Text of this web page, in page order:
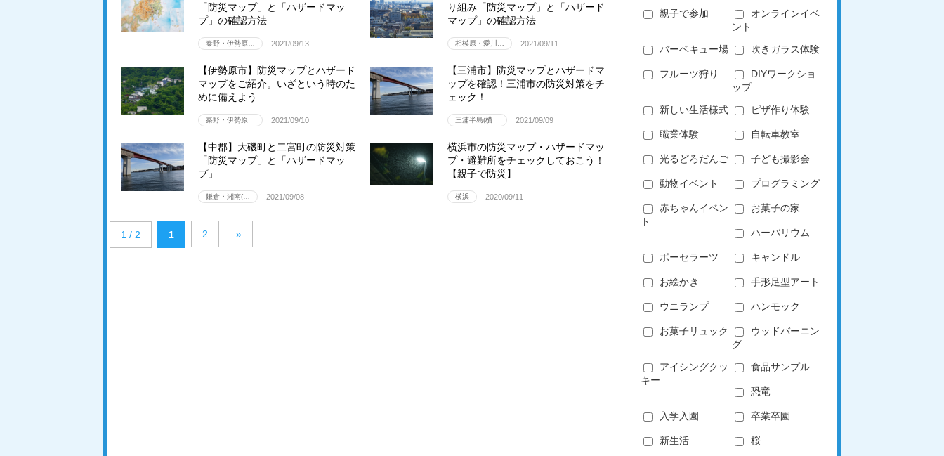
「防災マップ」と「ハザードマッ
プ」の確認方法
秦野・伊勢原… 2021/09/13
り組み「防災マップ」と「ハザード
マップ」の確認方法
相模原・愛川… 2021/09/11
【伊勢原市】防災マップとハザード
マップをご紹介。いざという時のた
めに備えよう
秦野・伊勢原… 2021/09/10
【三浦市】防災マップとハザードマ
ップを確認！三浦市の防災対策をチ
ェック！
三浦半島(横… 2021/09/09
【中郡】大磯町と二宮町の防災対策
「防災マップ」と「ハザードマッ
プ」
鎌倉・湘南(… 2021/09/08
横浜市の防災マップ・ハザードマッ
プ・避難所をチェックしておこう！
【親子で防災】
横浜 2020/09/11
1 / 2 1 2 »
親子で参加
オンラインイベ
ント
バーベキュー場 吹きガラス体験
フルーツ狩り
DIYワークショ
ップ
新しい生活様式 ピザ作り体験
職業体験 自転車教室
光るどろだんご 子ども撮影会
動物イベント プログラミング
赤ちゃんイベン
ト
お菓子の家
ハーバリウム
ポーセラーツ キャンドル
お絵かき 手形足型アート
ウニランプ ハンモック
お菓子リュック
ウッドバーニン
グ
アイシングクッ
キー
食品サンプル
恐竜
入学入園 卒業卒園
新生活 桜